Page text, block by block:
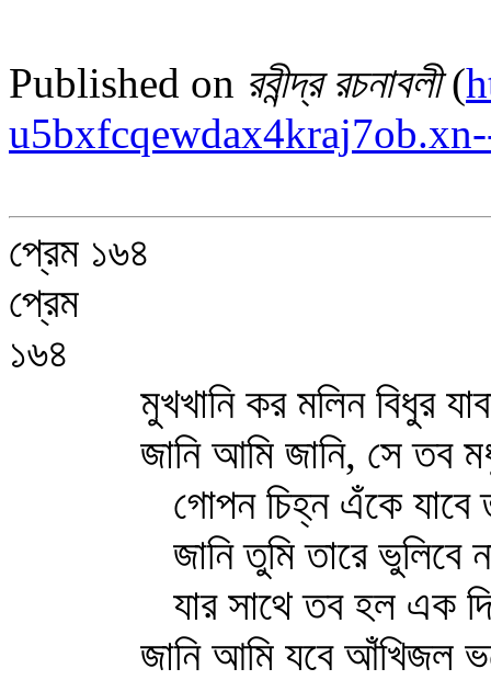
Published on রবীন্দ্র রচনাবলী(
প্রেম ১৬৪
প্রেম
১৬৪
মুখখানি কর মলিন বিধুর
জানি আমি জানি, সে তব
গোপন চিহ্ন এঁকে যাবে
জানি তুমি তারে ভুলিবে
যার সাথে তব হল এক দিন
জানি আমি যবে আঁখিজল ভরে